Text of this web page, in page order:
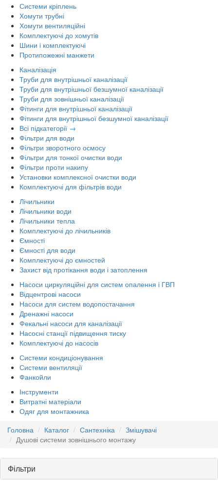
Системи кріплень
Хомути трубні
Хомути вентиляційні
Комплектуючі до хомутів
Шини і комплектуючі
Протипожежні манжети
Каналізація
Труби для внутрішньої каналізації
Труби для внутрішньої безшумної каналізації
Труби для зовнішньої каналізації
Фітинги для внутрішньої каналізації
Фітинги для внутрішньої безшумної каналізації
Всі підкатегорії →
Фільтри для води
Фільтри зворотного осмосу
Фільтри для тонкої очистки води
Фільтри проти накипу
Установки комплексної очистки води
Комплектуючі для фільтрів води
Лічильники
Лічильники води
Лічильники тепла
Комплектуючі до лічильників
Ємності
Ємності для води
Комплектуючі до ємностей
Захист від протікання води і затоплення
Насоси циркуляційні для систем опалення і ГВП
Відцентрові насоси
Насоси для систем водопостачання
Дренажні насоси
Фекальні насоси для каналізації
Насосні станції підвищення тиску
Комплектуючі до насосів
Системи кондиціонування
Системи вентиляції
Фанкойли
Інструменти
Витратні матеріали
Одяг для монтажника
Головна
Каталог Сантехніка
Змішувачі
Душові системи зовнішнього монтажу
Фільтри